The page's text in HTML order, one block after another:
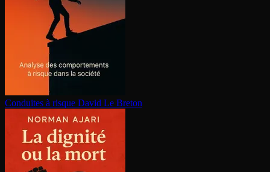
Conduites à risque David Le Breton